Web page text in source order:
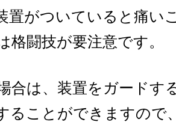
置がついていると痛い
格闘技が要注意です。
合は、装置をガードす
ることができますので